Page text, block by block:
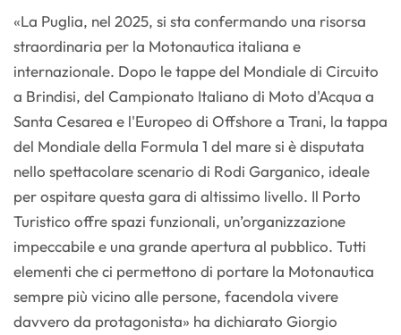
«La Puglia, nel 2025, si sta confermando una risorsa
straordinaria per la Motonautica italiana e
internazionale. Dopo le tappe del Mondiale di Circuito
a Brindisi, del Campionato Italiano di Moto d'Acqua a
Santa Cesarea e l'Europeo di Offshore a Trani, la tappa
del Mondiale della Formula 1 del mare si è disputata
nello spettacolare scenario di Rodi Garganico, ideale
per ospitare questa gara di altissimo livello. Il Porto
Turistico offre spazi funzionali, un’organizzazione
impeccabile e una grande apertura al pubblico. Tutti
elementi che ci permettono di portare la Motonautica
sempre più vicino alle persone, facendola vivere
davvero da protagonista» ha dichiarato Giorgio